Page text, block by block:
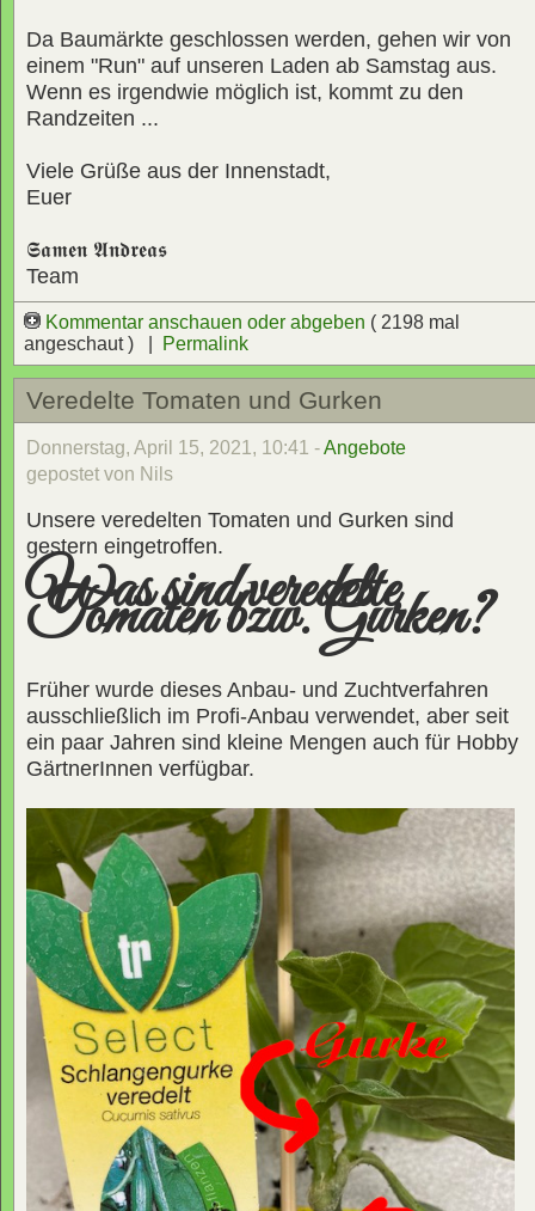
Da Baumärkte geschlossen werden, gehen wir von
einem "Run" auf unseren Laden ab Samstag aus.
Wenn es irgendwie möglich ist, kommt zu den
Randzeiten ...
Viele Grüße aus der Innenstadt,
Euer
𝕾𝖆𝖒𝖊𝖓 𝕬𝖓𝖉𝖗𝖊𝖆𝖘
Team
Kommentar anschauen oder abgeben ( 2198 mal
angeschaut ) |
Permalink
Veredelte Tomaten und Gurken
Donnerstag, April 15, 2021, 10:41 -Angebote
gepostet von Nils
Unsere veredelten Tomaten und Gurken sind
gestern eingetroffen.
Was sind veredelte
Tomaten bzw. Gurken?
Früher wurde dieses Anbau- und Zuchtverfahren
ausschließlich im Profi-Anbau verwendet, aber seit
ein paar Jahren sind kleine Mengen auch für Hobby
GärtnerInnen verfügbar.